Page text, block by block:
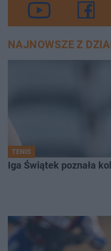
NAJNOWSZE Z
TENIS
Iga Świątek poznała